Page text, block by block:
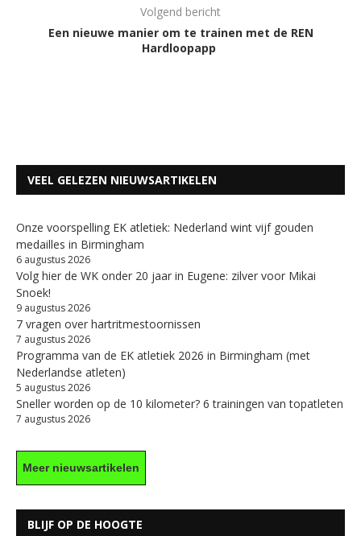
Volgend bericht
Een nieuwe manier om te trainen met de REN
Hardloopapp
VEEL GELEZEN NIEUWSARTIKELEN
Onze voorspelling EK atletiek: Nederland wint vijf gouden
medailles in Birmingham
6 augustus 2026
Volg hier de WK onder 20 jaar in Eugene: zilver voor Mikai
Snoek!
9 augustus 2026
7 vragen over hartritmestoornissen
7 augustus 2026
Programma van de EK atletiek 2026 in Birmingham (met
Nederlandse atleten)
5 augustus 2026
Sneller worden op de 10 kilometer? 6 trainingen van topatleten
7 augustus 2026
Meer nieuwsartikelen
BLIJF OP DE HOOGTE